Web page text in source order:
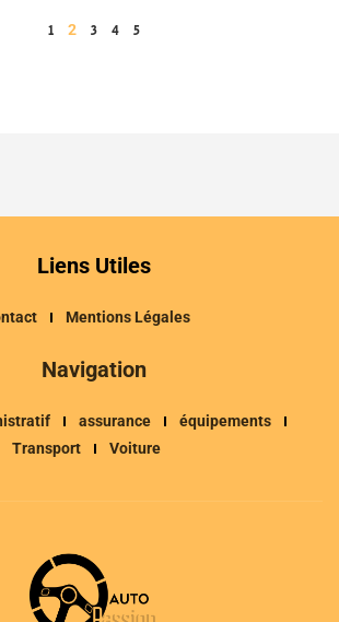
1 2 3 4 5
Liens Utiles
Mentions Légales
Navigation
assurance
équipements
Transport
Voiture